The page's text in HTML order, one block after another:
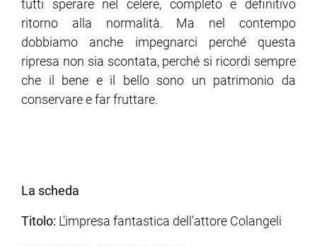
tutti sperare nel celere, completo e definitivo
ritorno alla normalità. Ma nel contempo
dobbiamo anche impegnarci perché questa
ripresa non sia scontata, perché si ricordi sempre
che il bene e il bello sono un patrimonio da
conservare e far fruttare.
La scheda
Titolo: L'impresa fantastica dell'attore Colangeli